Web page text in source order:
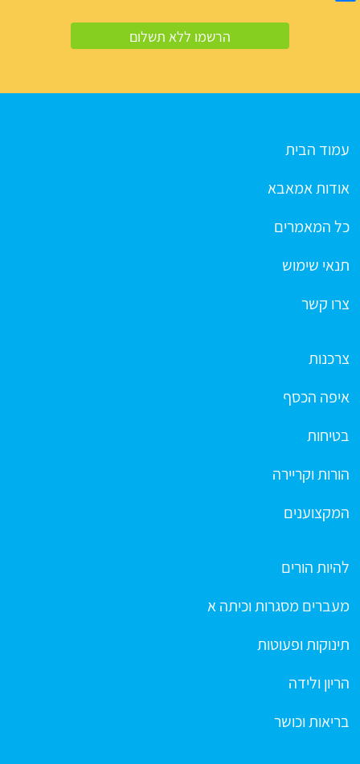
עמוד הבית
אודות אמאבא
כל המאמרים
תנאי שימוש
צרו קשר
צרכנות
איפה הכסף
בטיחות
הורות וקריירה
המקצוענים
להיות הורים
מעברים מסגרות וכיתה א
תינוקות ופעוטות
הריון ולידה
בריאות וכושר